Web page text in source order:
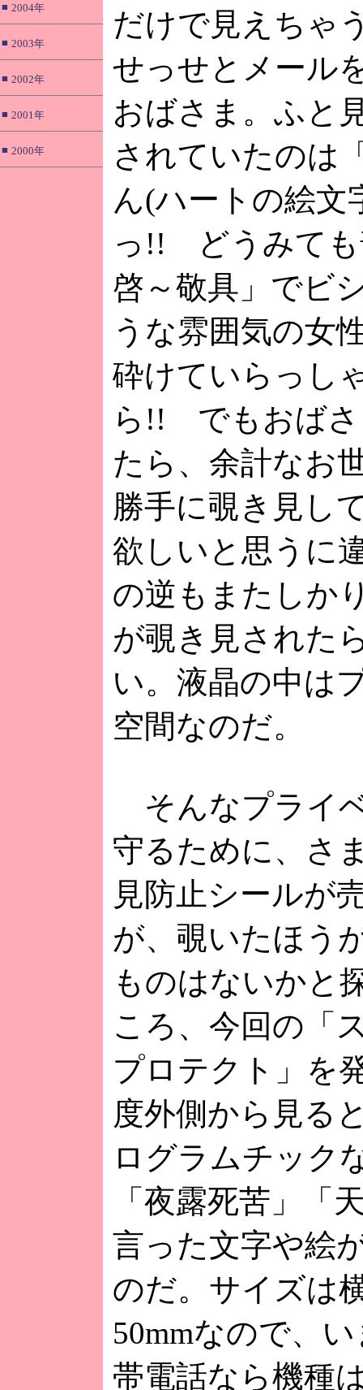
■ 2004年
■ 2003年
■ 2002年
■ 2001年
■ 2000年
だけで見えちゃ
せっせとメール
おばさま。ふと
されていたのは
ん(ハートの絵文
っ!! どうみても
啓～敬具」でビ
うな雰囲気の女
砕けていらっし
ら!! でもおばさ
たら、余計なお
勝手に覗き見し
欲しいと思うに
の逆もまたしか
が覗き見された
い。液晶の中は
空間なのだ。
そんなプライ
守るために、さ
見防止シールが
が、覗いたほう
ものはないかと
ころ、今回の「
プロテクト」を
度外側から見る
ログラムチック
「夜露死苦」「
言った文字や絵
のだ。サイズは
50mmなので、
帯電話なら機種